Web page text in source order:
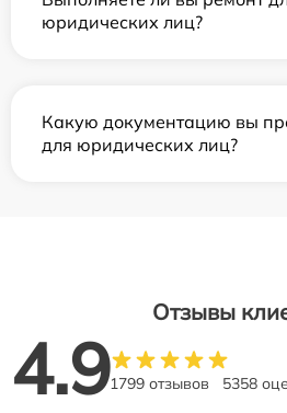
юридических лиц?
Какую документацию вы
для юридических лиц?
Отзывы
4.91799 отзывов 5358